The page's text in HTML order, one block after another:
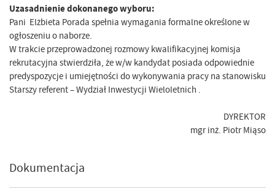
Uzasadnienie dokonanego wyboru:
Pani Elżbieta Porada spełnia wymagania formalne określone w
ogłoszeniu o naborze.
W trakcie przeprowadzonej rozmowy kwalifikacyjnej komisja
rekrutacyjna stwierdziła, że w/w kandydat posiada odpowiednie
predyspozycje i umiejętności do wykonywania pracy na stanowisku
Starszy referent – Wydział Inwestycji Wieloletnich .
DYREKTOR
mgr inż. Piotr Miąso
Dokumentacja